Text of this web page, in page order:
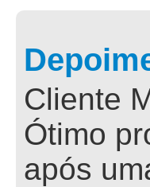
Cliente
Ótimo
após